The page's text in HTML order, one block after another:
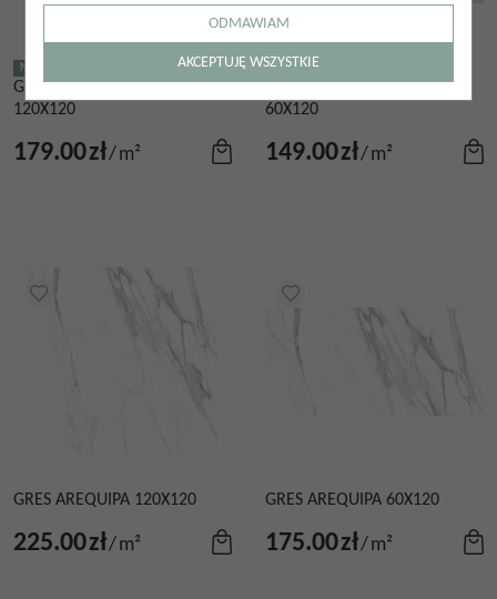
NOWOŚĆ
GRES AMBROSSIA WHITE
120X120
179.00zł/m²
NOWOŚĆ
GRES AMBROSSIA WHITE
60X120
149.00zł/m²
GRES AREQUIPA 120X120
225.00zł/m²
GRES AREQUIPA 60X120
175.00zł/m²
ODMAWIAM
AKCEPTUJĘ WSZYSTKIE